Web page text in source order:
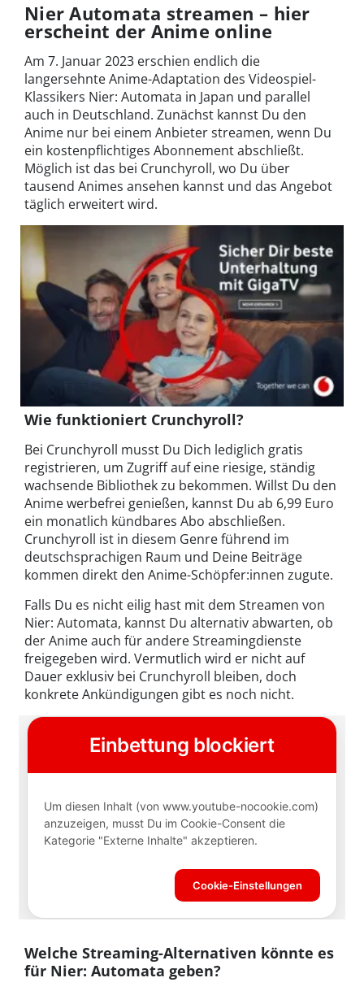
Nier Automata streamen – hier
erscheint der Anime online
Am 7. Januar 2023 erschien endlich die
langersehnte Anime-Adaptation des Videospiel-
Klassikers Nier: Automata in Japan und parallel
auch in Deutschland. Zunächst kannst Du den
Anime nur bei einem Anbieter streamen, wenn Du
ein kostenpflichtiges Abonnement abschließt.
Möglich ist das bei Crunchyroll, wo Du über
tausend Animes ansehen kannst und das Angebot
täglich erweitert wird.
Wie funktioniert Crunchyroll?
Bei Crunchyroll musst Du Dich lediglich gratis
registrieren, um Zugriff auf eine riesige, ständig
wachsende Bibliothek zu bekommen. Willst Du den
Anime werbefrei genießen, kannst Du ab 6,99 Euro
ein monatlich kündbares Abo abschließen.
Crunchyroll ist in diesem Genre führend im
deutschsprachigen Raum und Deine Beiträge
kommen direkt den Anime-Schöpfer:innen zugute.
Falls Du es nicht eilig hast mit dem Streamen von
Nier: Automata, kannst Du alternativ abwarten, ob
der Anime auch für andere Streamingdienste
freigegeben wird. Vermutlich wird er nicht auf
Dauer exklusiv bei Crunchyroll bleiben, doch
konkrete Ankündigungen gibt es noch nicht.
Welche Streaming-Alternativen könnte es
für Nier: Automata geben?